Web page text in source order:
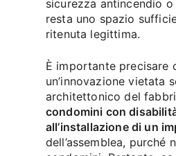
sicurezza antincendio o
resta uno spazio
ritenuta legittima.
È importante precisare
un’innovazione vietata
architettonico del
condomini con
all’installazione di un
dell’assemblea,